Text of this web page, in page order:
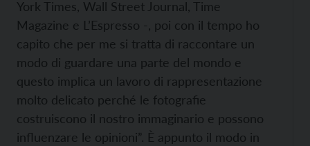
York Times, Wall Street Journal, Time
Magazine e L’Espresso -, poi con il tempo ho
capito che per me si tratta di raccontare un
modo di guardare una parte del mondo e
questo implica un lavoro di rappresentazione
molto delicato perché le fotografie
costruiscono il nostro immaginario e possono
influenzare le opinioni”. È appunto il modo in